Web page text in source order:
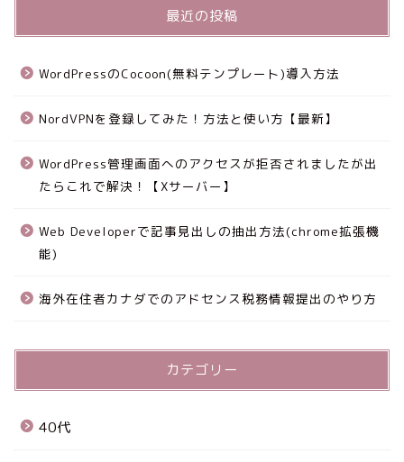
最近の投稿
WordPressのCocoon(無料テンプレート)導入方法
NordVPNを登録してみた！方法と使い方【最新】
WordPress管理画面へのアクセスが拒否されましたが出
たらこれで解決！【Xサーバー】
Web Developerで記事見出しの抽出方法(chrome拡張機
能)
海外在住者カナダでのアドセンス税務情報提出のやり方
カテゴリー
40代